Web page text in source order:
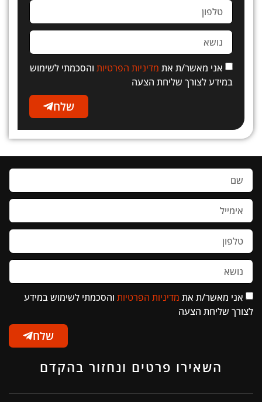
אני מאשר/ת את מדיניות הפרטיות והסכמתי לשימוש
במידע לצורך שליחת הצעה
שלח
אני מאשר/ת את מדיניות הפרטיות והסכמתי לשימוש במידע
לצורך שליחת הצעה
שלח
השאירו פרטים ונחזור בהקדם